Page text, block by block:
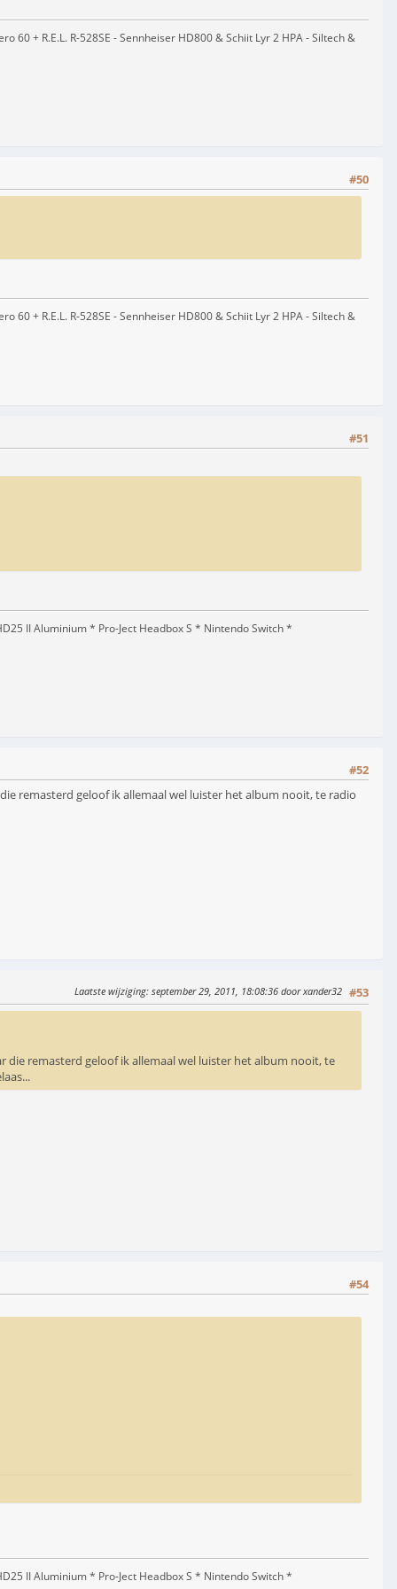
+ R.E.L. R-528SE - Sennheiser HD800 & Schiit Lyr 2 HPA - Siltech &
#50
+ R.E.L. R-528SE - Sennheiser HD800 & Schiit Lyr 2 HPA - Siltech &
#51
II Aluminium * Pro-Ject Headbox S * Nintendo Switch *
#52
remasterd geloof ik allemaal wel luister het album nooit, te radio
#53
Laatste wijziging: september 29, 2011, 18:08:36 door xander32
die remasterd geloof ik allemaal wel luister het album nooit, te
#54
II Aluminium * Pro-Ject Headbox S * Nintendo Switch *